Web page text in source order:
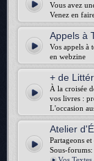
Vous avez
Venez en
Appels à
Vos appels à
en webzine
+ de
À la croisée
vos livres :
L'occasion
Atelier
Partageons
Sous-forums: